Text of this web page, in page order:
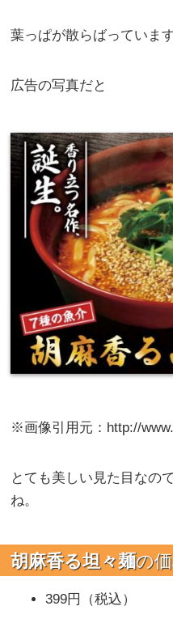
葉っぱが散らばっています
広告の写真だと
※画像引用元：http://
とても美しい見た目なの
ね。
胡麻香る坦々麺の
399円（税込）